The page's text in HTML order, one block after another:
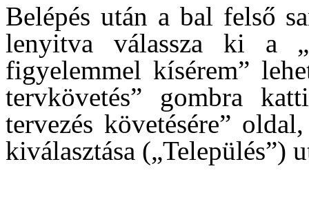
Belépés után a bal felső
lenyitva válassza ki a
figyelemmel kísérem”
tervkövetés” gombra
tervezés követésére”
kiválasztása („Település”)